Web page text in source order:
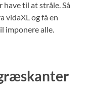
have til at stråle. Så
vidaXL og få en
imponere alle.